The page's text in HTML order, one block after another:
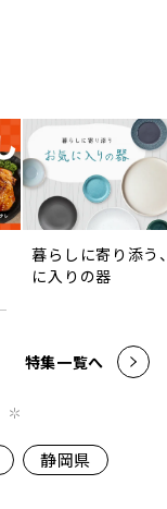
暮らしに寄り添う
に入りの器
特集一覧へ
静岡県